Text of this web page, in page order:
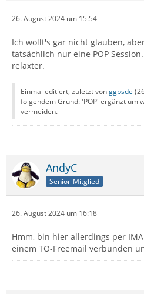
26. August 2024 um 15:54
Ich wollt's gar nicht glauben,
tatsächlich nur eine POP
relaxter.
Einmal editiert, zuletzt vonggbsde (
folgendem Grund: 'POP' ergänzt um
vermeiden.
AndyC
Senior-Mitglied
26. August 2024 um 16:18
Hmm, bin hier allerdings per
einem TO-Freemail verbunden